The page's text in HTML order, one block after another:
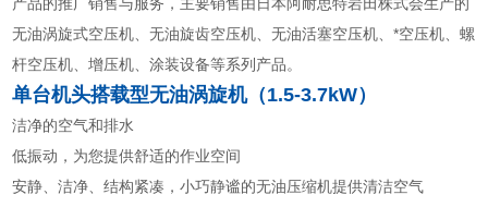
无油涡旋式空压机 、无油旋齿空压机、无油活塞空压机、*空压机、螺
杆空压机 、增压机、涂装设备等系列产品。
单台机头搭载型无油涡旋机（1.5-3.7kW）
洁净的空气和排水
低振动，为您提供舒适的作业空间
安静、洁净、结构紧凑，小巧静谧的无油压缩机提供清洁空气